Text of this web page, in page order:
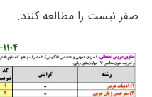
صفر نیست را مطالعه کنند.